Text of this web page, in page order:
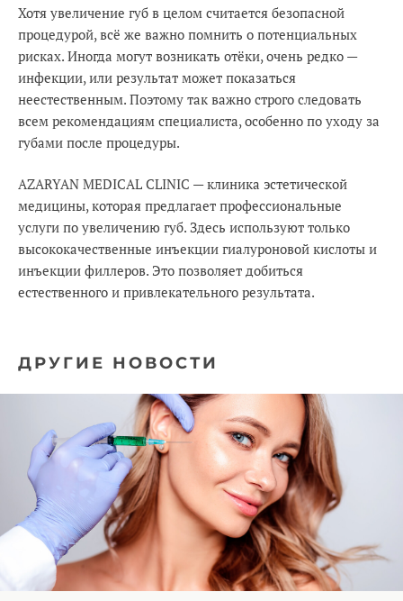
Хотя увеличение губ в целом считается безопасной
процедурой, всё же важно помнить о потенциальных
рисках. Иногда могут возникать отёки, очень редко —
инфекции, или результат может показаться
неестественным. Поэтому так важно строго следовать
всем рекомендациям специалиста, особенно по уходу за
губами после процедуры.
AZARYAN MEDICAL CLINIC — клиника эстетической
медицины, которая предлагает профессиональные
услуги по увеличению губ. Здесь используют только
высококачественные инъекции гиалуроновой кислоты и
инъекции филлеров. Это позволяет добиться
естественного и привлекательного результата.
ДРУГИЕ НОВОСТИ